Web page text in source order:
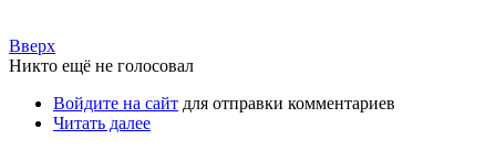
Вверх
Никто ещё не голосовал
Войдите на сайт для отправки комментариев
Читать далее